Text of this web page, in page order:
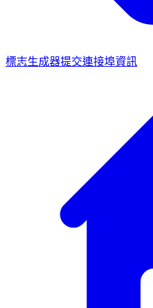
標志生成器提交連接埠資訊